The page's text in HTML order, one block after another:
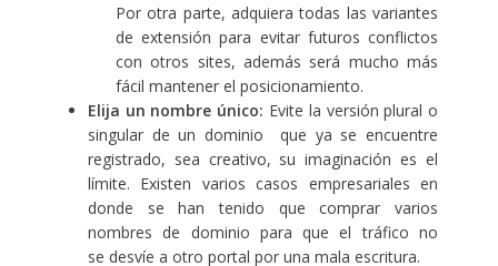
Por otra parte, adquiera todas las variantes
de extensión para evitar futuros conflictos
con otros sites, además será mucho más
fácil mantener el posicionamiento.
Elija un nombre único: Evite la versión plural o
singular de un dominio que ya se encuentre
registrado, sea creativo, su imaginación es el
límite. Existen varios casos empresariales en
donde se han tenido que comprar varios
nombres de dominio para que el tráfico no
se desvíe a otro portal por una mala escritura.